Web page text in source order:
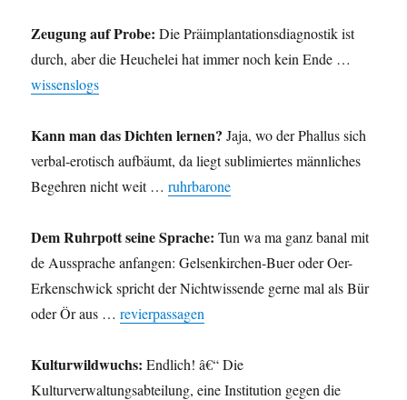
Zeugung auf Probe: Die Präimplantationsdiagnostik ist
durch, aber die Heuchelei hat immer noch kein Ende …
wissenslogs
Kann man das Dichten lernen? Jaja, wo der Phallus sich
verbal-erotisch aufbäumt, da liegt sublimiertes männliches
Begehren nicht weit …ruhrbarone
Dem Ruhrpott seine Sprache: Tun wa ma ganz banal mit
de Aussprache anfangen: Gelsenkirchen-Buer oder Oer-
Erkenschwick spricht der Nichtwissende gerne mal als Bür
oder Ör aus …revierpassagen
Kulturwildwuchs: Endlich! â€“ Die
Kulturverwaltungsabteilung, eine Institution gegen die